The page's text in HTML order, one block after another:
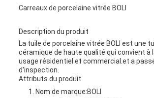
Carreaux de porcelaine vitrée BOLI
Description du produit
La tuile de porcelaine vitrée BOLI est une
céramique de haute qualité qui convient à
usage résidentiel et commercial.et a
d'inspection.
Attributs du produit
Nom de marque:BOLI